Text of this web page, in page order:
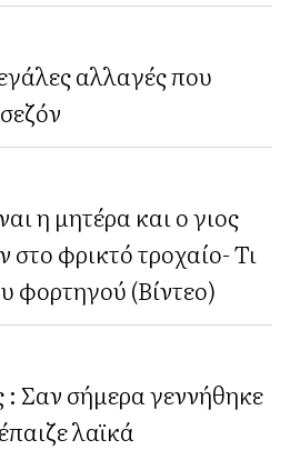
αλλαγές που
η μητέρα και ο γιος
φρικτό τροχαίο- Τι
φορτηγού (Βίντεο)
Σαν σήμερα γεννήθηκε
λαϊκά